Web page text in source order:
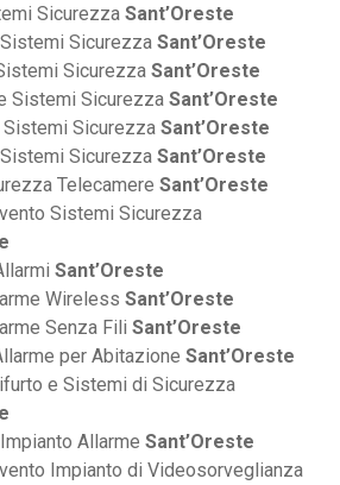
Sicurezza Sant’Oreste
Sicurezza Sant’Oreste
Sicurezza Sant’Oreste
Sistemi Sicurezza Sant’Oreste
Sistemi Sicurezza Sant’Oreste
Sicurezza Sant’Oreste
Telecamere Sant’Oreste
Sistemi Sicurezza
Sant’Oreste
Wireless Sant’Oreste
Senza Fili Sant’Oreste
per Abitazione Sant’Oreste
e Sistemi di Sicurezza
Allarme Sant’Oreste
Impianto di Videosorveglianza